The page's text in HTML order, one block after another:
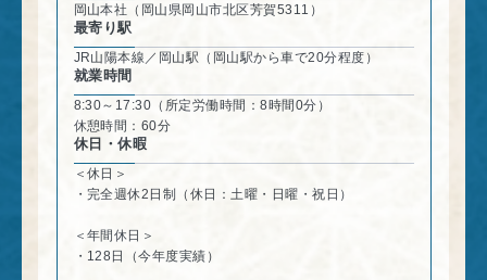
岡山本社（岡山県岡山市北区芳賀5311）
最寄り駅
JR山陽本線／岡山駅（岡山駅から車で20分程度）
就業時間
8:30～17:30（所定労働時間：8時間0分）
休憩時間：60分
休日・休暇
＜休日＞
・完全週休2日制（休日：土曜・日曜・祝日）
＜年間休日＞
・128日（今年度実績）